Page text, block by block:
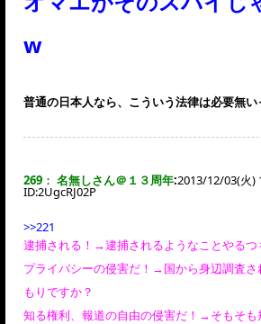
w
普通の日本人なら、こういう法律は必要無い
269 ： 名無しさん＠１３周年:2013/12/03(火)
ID:2UgcRJ02P
>>221
逮捕される！→逮捕されるようなことやるつ
プライバシーの侵害だ！→国から身辺調査さ
もりですか？
知る権利、報道の自由の侵害だ！→そもそも